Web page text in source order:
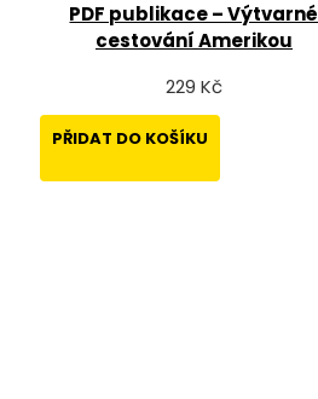
PDF publikace – Výtvarné
cestování Amerikou
229 Kč
PŘIDAT DO KOŠÍKU